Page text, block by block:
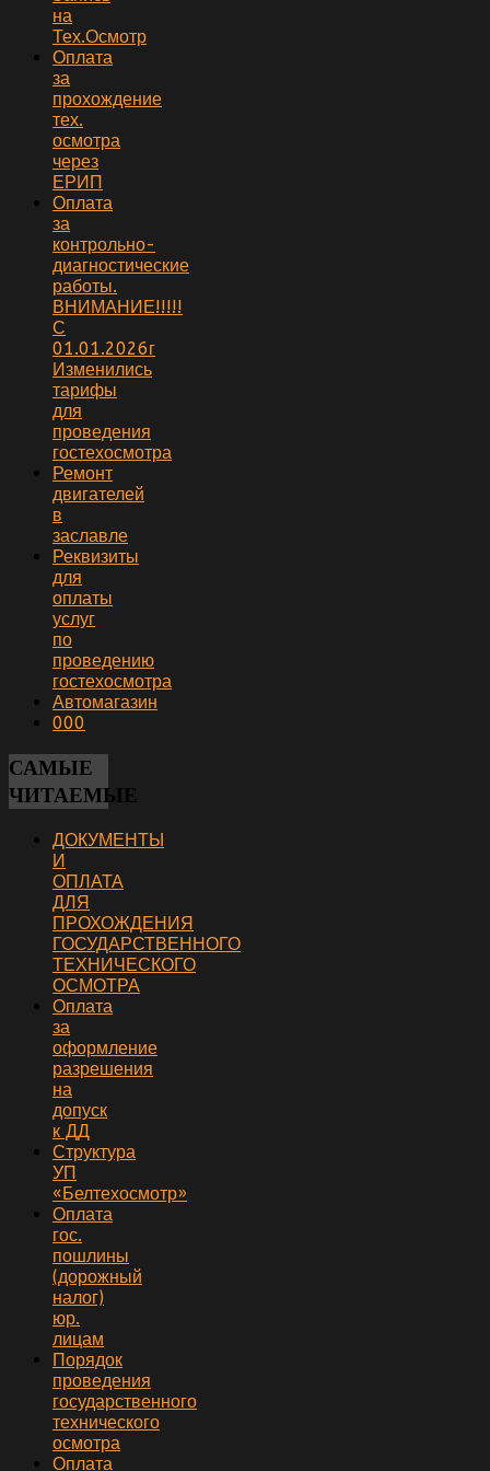
на
Тех.Осмотр
Оплата
за
прохождение
тех.
осмотра
через
ЕРИП
Оплата
за
контрольно-
диагностические
работы.
ВНИМАНИЕ!!!!!
С
01.01.2026г
Изменились
тарифы
для
проведения
гостехосмотра
Ремонт
двигателей
в
заславле
Реквизиты
для
оплаты
услуг
по
проведению
гостехосмотра
Автомагазин
000
САМЫЕ
ЧИТАЕМЫЕ
ДОКУМЕНТЫ
И
ОПЛАТА
ДЛЯ
ПРОХОЖДЕНИЯ
ГОСУДАРСТВЕННОГО
ТЕХНИЧЕСКОГО
ОСМОТРА
Оплата
за
оформление
разрешения
на
допуск
к ДД
Структура
УП
«Белтехосмотр»
Оплата
гос.
пошлины
(дорожный
налог)
юр.
лицам
Порядок
проведения
государственного
технического
осмотра
Оплата